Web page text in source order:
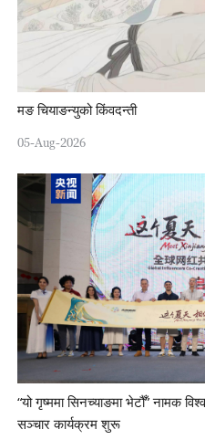
मङ चियाङन्युको किंवदन्ती
05-Aug-2026
“यो गृष्ममा सिनच्याङमा भेटौँ” नामक
सञ्चार कार्यक्रम शुरू